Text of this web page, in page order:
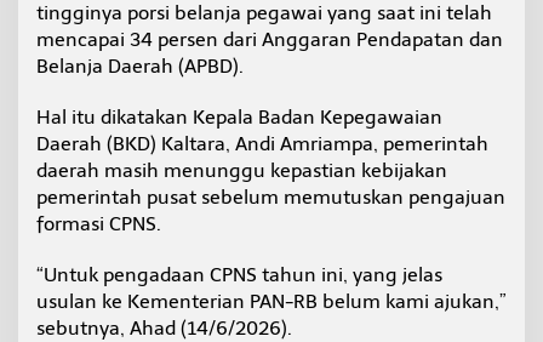
C
P
N
2
6
,
s
i
B
tingginya porsi belanja pegawai yang saat ini telah
mencapai 34 persen dari Anggaran Pendapatan dan
Belanja Daerah (APBD).
Hal itu dikatakan Kepala Badan Kepegawaian
Daerah (BKD) Kaltara, Andi Amriampa, pemerintah
daerah masih menunggu kepastian kebijakan
pemerintah pusat sebelum memutuskan pengajuan
formasi CPNS.
“Untuk pengadaan CPNS tahun ini, yang jelas
usulan ke Kementerian PAN-RB belum kami ajukan,”
sebutnya, Ahad (14/6/2026).